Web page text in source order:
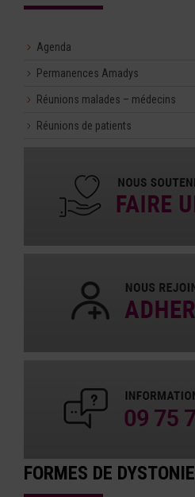
Agenda
Permanences Amadys
Réunions malades – médecins
Réunions de patients
FORMES DE DYSTONIE